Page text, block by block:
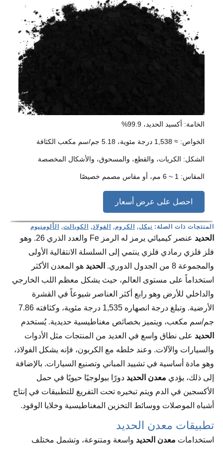
الخامة: أكسيد الحديد، 99.9%
الخواص: ≈ 1,538 درجة مئوية، 5.18 جم/سم مكعب الكثافة
الشكل: الكريات، والقطع، والمسحوق، والأشكال المخصصة
المقاس: 1 ~ 6 مم، أو مقاس مصمم خصيصًا
احصل على عرض أسعار
المنتجات ذات الصلة: نيكل, الكروم, الفولاذ, الكوبالت, الألومنيوم
الحديد
عنصر كيميائي يرمز له الرمز Fe والعدد الذري 26. وهو
فلز فلزي رمادي فلزي ينتمي إلى السلسلة الانتقالية الأولى
والمجموعة 8 من الجدول الدوري.
الحديد هو المعدن الأكثر
استخداماً على مستوى العالم، حيث يشكل معظم اللب الخارجي
والداخلي للأرض وهو رابع أكثر العناصر شيوعاً في القشرة
الأرضية. وتبلغ درجة انصهاره 1,535 درجة مئوية، وكثافته 7.86
جم/سم مكعب، ويتميز بخصائص مغناطيسية حديدية. يُستخدم
الحديد على نطاق واسع في العديد من المنتجات مثل الأدوات
والسيارات والآلات. وعند خلطه مع الكربون، فإنه يشكل الفولاذ،
وهو مادة أساسية في تشييد المباني وتصنيع السيارات. بالإضافة
إلى ذلك، يؤدي معدن الحديد دورًا بيولوجيًا حيويًا في حمل
الأكسجين في الدم ويتم تبخيره تحت التفريغ للتطبيقات في إنتاج
أشباه الموصلات ووسائط التخزين المغناطيسية وخلايا الوقود.
تطبيقات معدن الحديد
استخدامات معدن الحديد واسعة ومتنوعة، وتشمل مختلف